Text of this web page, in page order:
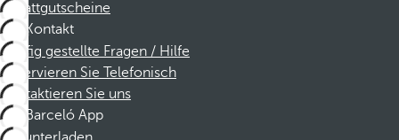
Rabattgutscheine
Kontakt
Häufig gestellte Fragen / Hilfe
Reservieren Sie Telefonisch
Kontaktieren Sie uns
Barceló App